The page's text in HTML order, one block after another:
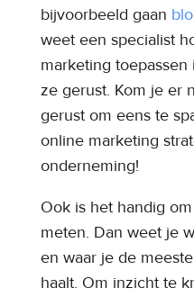
bijvoorbeeld gaan
weet een specialist
marketing
ze gerust. Kom je er
gerust om eens te
online marketing
onderneming!
Ook is het handig
meten. Dan weet je
en waar je de
haalt. Om inzicht te